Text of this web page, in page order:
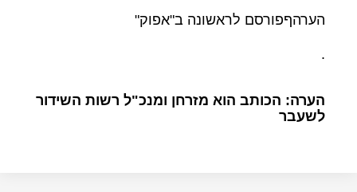
הערהףפורסם לראשונה ב"אפוק"
.
הערה: הכותב הוא מזרחן ומנכ"ל רשות השידור
לשעבר